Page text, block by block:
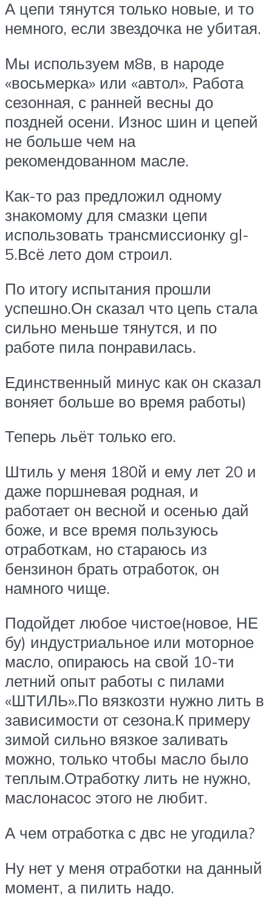
А цепи тянутся только новые, и то
немного, если звездочка не убитая.
Мы используем м8в, в народе
«восьмерка» или «автол». Работа
сезонная, с ранней весны до
поздней осени. Износ шин и цепей
не больше чем на
рекомендованном масле.
Как-то раз предложил одному
знакомому для смазки цепи
использовать трансмиссионку gl-
5.Всё лето дом строил.
По итогу испытания прошли
успешно.Он сказал что цепь стала
сильно меньше тянутся, и по
работе пила понравилась.
Единственный минус как он сказал
воняет больше во время работы)
Теперь льёт только его.
Штиль у меня 180й и ему лет 20 и
даже поршневая родная, и
работает он весной и осенью дай
боже, и все время пользуюсь
отработкам, но стараюсь из
бензинон брать отработок, он
намного чище.
Подойдет любое чистое(новое, НЕ
бу) индустриальное или моторное
масло, опираюсь на свой 10-ти
летний опыт работы с пилами
«ШТИЛЬ».По вязкозти нужно лить в
зависимости от сезона.К примеру
зимой сильно вязкое заливать
можно, только чтобы масло было
теплым.Отработку лить не нужно,
маслонасос этого не любит.
А чем отработка с двс не угодила?
Ну нет у меня отработки на данный
момент, а пилить надо.